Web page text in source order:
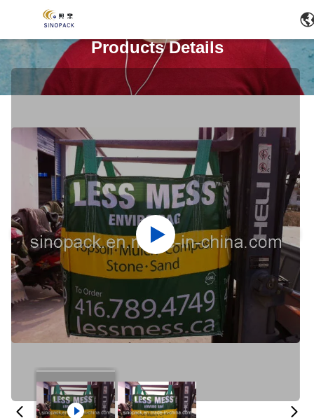
Products Details